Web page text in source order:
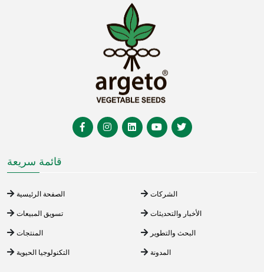
قائمة سريعة
الصفحة الرئيسية
الشركات
تسويق المبيعات
الأخبار والتحديثات
المنتجات
البحث والتطوير
التكنولوجيا الحيوية
المدونة